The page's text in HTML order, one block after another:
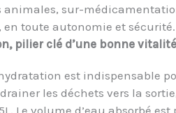
animales, sur-
en toute autonomie et sécurité.
pilier clé d’une bonne vitalité
est indispensable
les déchets vers la